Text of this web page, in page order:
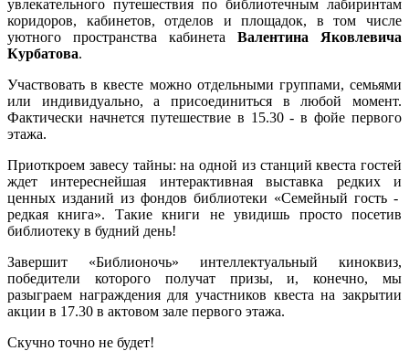
увлекательного путешествия по библиотечным лабиринтам
коридоров, кабинетов, отделов и площадок, в том числе
уютного пространства кабинета Валентина Яковлевича
Курбатова.
Участвовать в квесте можно отдельными группами, семьями
или индивидуально, а присоединиться в любой момент.
Фактически начнется путешествие в 15.30 - в фойе первого
этажа.
Приоткроем завесу тайны: на одной из станций квеста гостей
ждет интереснейшая интерактивная выставка редких и
ценных изданий из фондов библиотеки «Семейный гость -
редкая книга». Такие книги не увидишь просто посетив
библиотеку в будний день!
Завершит «Библионочь» интеллектуальный киноквиз,
победители которого получат призы, и, конечно, мы
разыграем награждения для участников квеста на закрытии
акции в 17.30 в актовом зале первого этажа.
Скучно точно не будет!